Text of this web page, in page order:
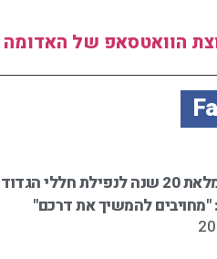
הוואטסאפ של האדומה
מג"ד 9255 במלאת 20 שנה לנפילת
"מחויבים להמשיך את דרכם"